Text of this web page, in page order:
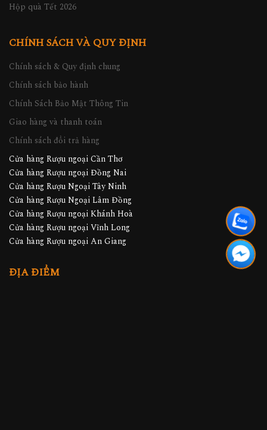
Hộp quà Tết 2026
CHÍNH SÁCH VÀ QUY ĐỊNH
Chính sách & Quy định chung
Chính sách bảo hành
Chính Sách Bảo Mật Thông Tin
Giao hàng và thanh toán
Chính sách đổi trả hàng
Cửa hàng Rượu ngoại Cần Thơ
Cửa hàng Rượu ngoại Đồng Nai
Cửa hàng Rượu Ngoại Tây Ninh
Cửa hàng Rượu Ngoại Lâm Đồng
Cửa hàng Rượu ngoại Khánh Hoà
Cửa hàng Rượu ngoại Vĩnh Long
Cửa hàng Rượu ngoại An Giang
ĐỊA ĐIỂM